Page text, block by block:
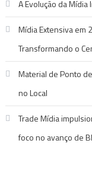
A Evolução da
Mídia Extensiva em
Transformando o
Material de Ponto
no Local
Trade Mídia
foco no avanço de